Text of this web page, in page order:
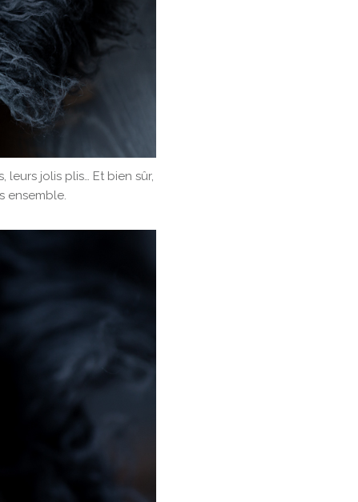
leurs jolis plis… Et bien sûr,
ensemble.